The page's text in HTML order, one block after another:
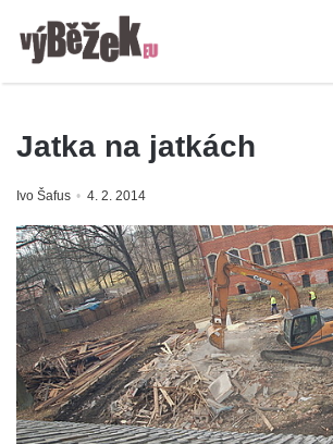
Jatka na jatkách
Ivo Šafus 4. 2. 2014